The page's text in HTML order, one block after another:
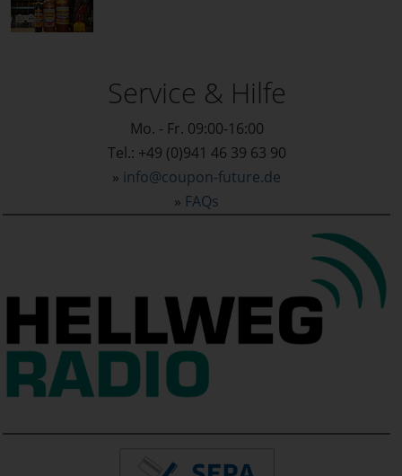
Service & Hilfe
Mo. - Fr. 09:00-16:00
Tel.: +49 (0)941 46 39 63 90
» info@coupon-future.de
» FAQs